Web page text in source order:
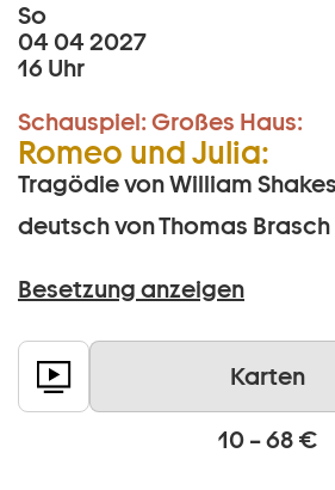
So
04 04 2027
16 Uhr
Schauspiel: Großes Haus:
Romeo und Julia:
Tragödie von William
deutsch von Thomas Brasch
Besetzung anzeigen
Karten
10 – 68 €